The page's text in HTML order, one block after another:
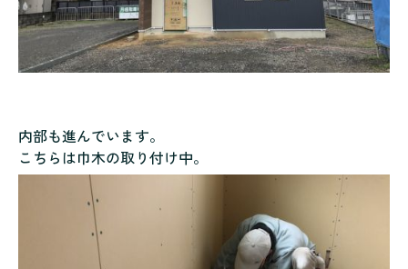
内部も進んでいます。
こちらは巾木の取り付け中。